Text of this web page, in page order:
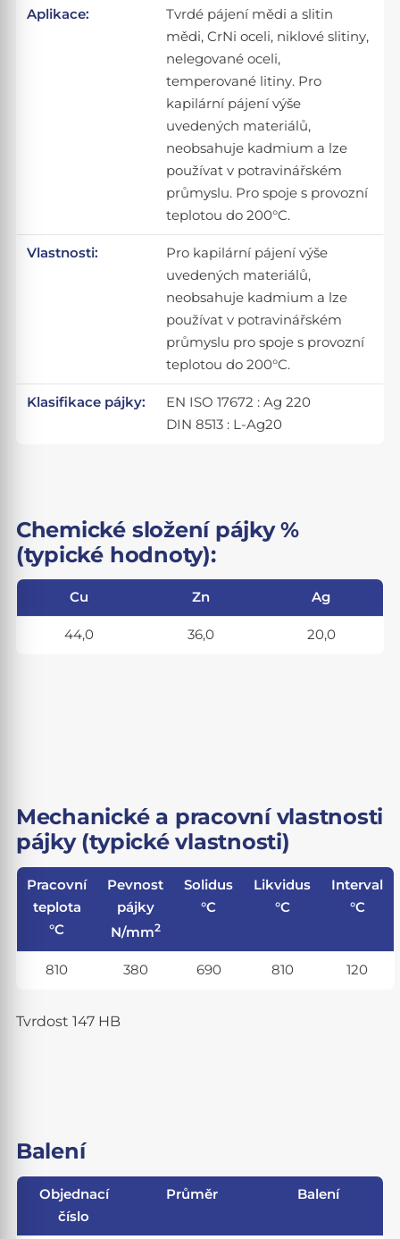
Aplikace:
Tvrdé pájení mědi a slitin
mědi, CrNi oceli, niklové slitiny,
nelegované oceli,
temperované litiny. Pro
kapilární pájení výše
uvedených materiálů,
neobsahuje kadmium a lze
používat v potravinářském
průmyslu. Pro spoje s provozní
teplotou do 200°C.
Vlastnosti:
Pro kapilární pájení výše
uvedených materiálů,
neobsahuje kadmium a lze
používat v potravinářském
průmyslu pro spoje s provozní
teplotou do 200°C.
Klasifikace pájky:
EN ISO 17672 : Ag 220
DIN 8513 : L-Ag20
Chemické složení pájky %
(typické hodnoty):
Cu Zn Ag
44,0 36,0 20,0
Mechanické a pracovní vlastnosti
pájky (typické vlastnosti)
Pracovní
teplota
°C
Pevnost
pájky
N/mm2
Solidus
°C
Likvidus
°C
Interval
°C
810 380 690 810 120
Tvrdost 147 HB
Balení
Objednací
číslo
Průměr Balení